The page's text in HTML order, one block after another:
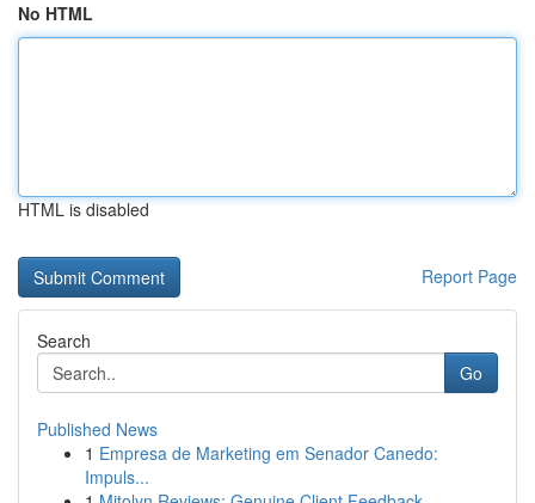
No HTML
HTML is disabled
Report Page
Search
Go
Published News
1 Empresa de Marketing em Senador Canedo:
Impuls...